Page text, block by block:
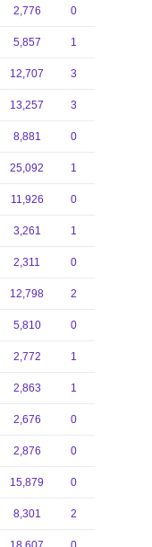
2,776 0
5,857 1
12,707 3
13,257 3
8,881 0
25,092 1
11,926 0
3,261 1
2,311 0
12,798 2
5,810 0
2,772 1
2,863 1
2,676 0
2,876 0
15,879 0
8,301 2